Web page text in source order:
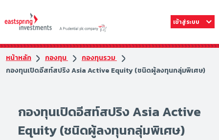
เข้าสู่ระบบ
หน้าหลัก กองทุน
กองทุนรวม
กองทุนเปิดอีสท์สปริง Asia Active Equity (ชนิดผู้ลงทุนกลุ่มพิเศษ)
กองทุนเปิดอีสท์สปริง Asia Active
Equity (ชนิดผู้ลงทุนกลุ่มพิเศษ)